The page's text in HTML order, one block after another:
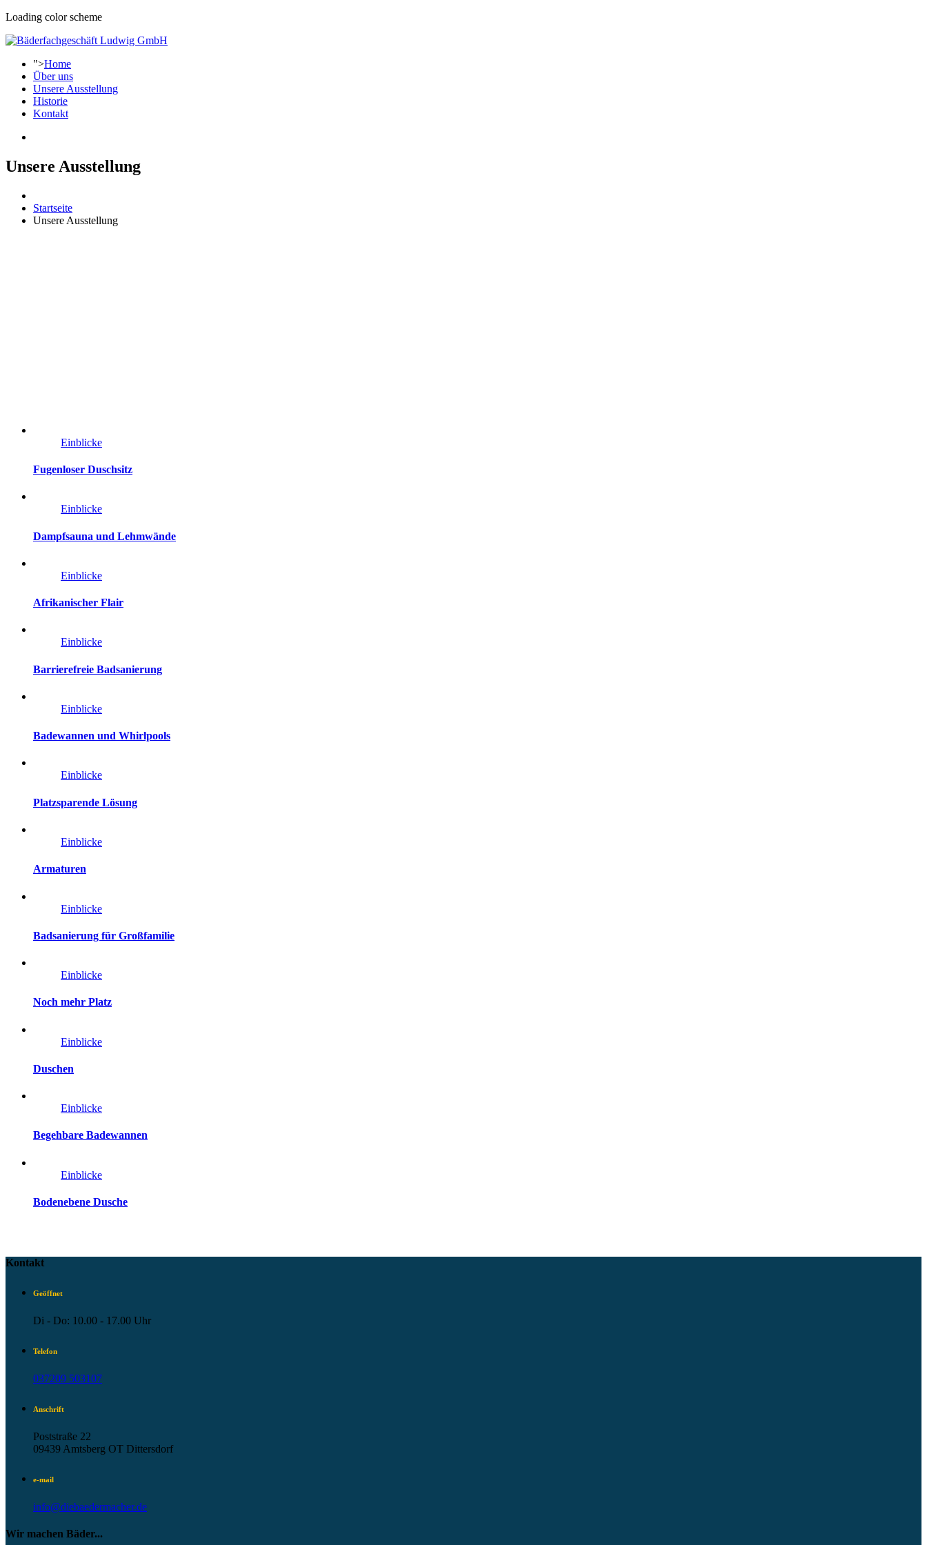
Loading color scheme
">Home
Über uns
Unsere Ausstellung
Historie
Kontakt
Unsere Ausstellung
Startseite
Unsere Ausstellung
Einblicke
Fugenloser Duschsitz
Einblicke
Dampfsauna und Lehmwände
Einblicke
Afrikanischer Flair
Einblicke
Barrierefreie Badsanierung
Einblicke
Badewannen und Whirlpools
Einblicke
Platzsparende Lösung
Einblicke
Armaturen
Einblicke
Badsanierung für Großfamilie
Einblicke
Noch mehr Platz
Einblicke
Duschen
Einblicke
Begehbare Badewannen
Einblicke
Bodenebene Dusche
Kontakt
Geöffnet
Di - Do: 10.00 - 17.00 Uhr
Telefon
037209 503107
Anschrift
Poststraße 22
09439 Amtsberg OT Dittersdorf
e-mail
info@diebaedermacher.de
Wir machen Bäder...